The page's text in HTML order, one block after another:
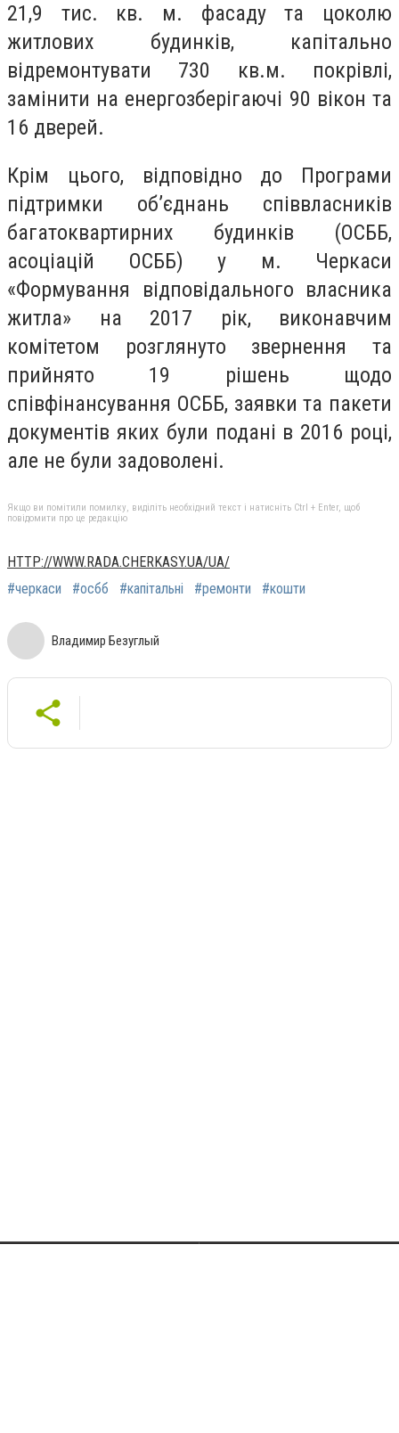
21,9 тис. кв. м. фасаду та цоколю
житлових будинків, капітально
відремонтувати 730 кв.м. покрівлі,
замінити на енергозберігаючі 90 вікон та
16 дверей.
Крім цього, відповідно до Програми
підтримки об’єднань співвласників
багатоквартирних будинків (ОСББ,
асоціацій ОСББ) у м. Черкаси
«Формування відповідального власника
житла» на 2017 рік, виконавчим
комітетом розглянуто звернення та
прийнято 19 рішень щодо
співфінансування ОСББ, заявки та пакети
документів яких були подані в 2016 році,
але не були задоволені.
Якщо ви помітили помилку, виділіть необхідний текст і натисніть Ctrl + Enter, щоб
повідомити про це редакцію
HTTP://WWW.RADA.CHERKASY.UA/UA/
#черкаси
#осбб #капітальні #ремонти #кошти
Владимир Безуглый